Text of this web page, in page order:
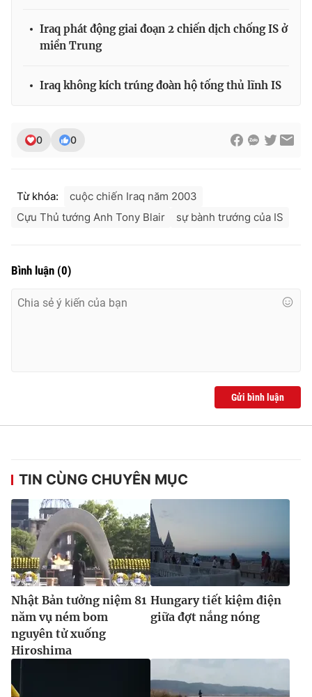
Theo dõi báo trên
Cơ quan báo chí:Thời báo VTV
Giấy phép hoạt động báo in và báo điện tử số 483/GP-BTTTT
cấp ngày 29/12/2023
Phó Tổng Biên tập:
Nguyễn Trọng Ninh
Tổng đài VTV:024.38 355 931 - 024.38 355 932
® Cấm sao chép dưới mọi hình thức nếu không có sự chấp
thuận bằng văn bản. Ghi rõ nguồn VTV.vn khi phát hành lại
thông tin từ website này.
Iraq phát động giai đoạn 2 chiến dịch chống IS ở
miền Trung
Iraq không kích trúng đoàn hộ tống thủ lĩnh IS
0 0
Từ khóa:
cuộc chiến Iraq năm 2003
Cựu Thủ tướng Anh Tony Blair
sự bành trướng của IS
Bình luận (0)
Gửi bình luận
TIN CÙNG CHUYÊN MỤC
Nhật Bản tưởng niệm 81
năm vụ ném bom
nguyên tử xuống
Hiroshima
Hungary tiết kiệm điện
giữa đợt nắng nóng